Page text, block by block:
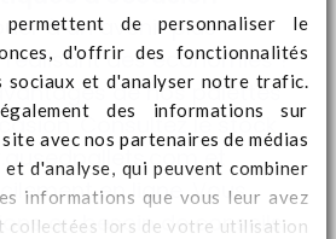
de personnaliser le
d'offrir des fonctionnalités
sociaux et d'analyser notre trafic.
des informations sur
avec nos partenaires de médias
d'analyse, qui peuvent combiner
informations que vous leur avez
collectées lors de votre utilisation
à un avenir plus
des économies ?
de nos palettes
Consultez le stock
et
en ligne. Vous
ou besoin de conseils